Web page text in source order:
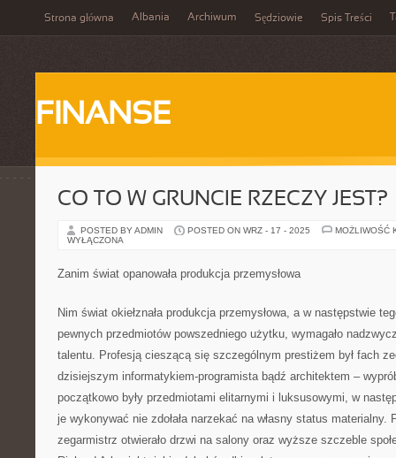
Strona główna Albania Archiwum Sędziowie Spis Treści
FINANSE
CO TO W GRUNCIE RZECZY JEST?
POSTED BY ADMIN POSTED ON WRZ - 17 - 2025
MOŻLIWOŚĆ
WYŁĄCZONA
Zanim świat opanowała produkcja przemysłowa
Nim świat okiełznała produkcja przemysłowa, a w następstwie
pewnych przedmiotów powszedniego użytku, wymagało
talentu. Profesją cieszącą się szczególnym prestiżem był fach
dzisiejszym informatykiem-programista bądź architektem –
początkowo były przedmiotami elitarnymi i luksusowymi, w
je wykonywać nie zdołała narzekać na własny status materialny.
zegarmistrz otwierało drzwi na salony oraz wyższe szczeble